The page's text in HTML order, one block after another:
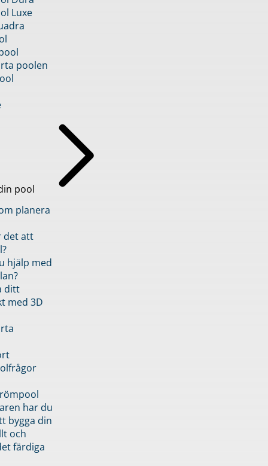
Luxe
poolen
pool
planera
det att
hjälp med
ditt
med 3D
har du
bygga din
och
färdiga